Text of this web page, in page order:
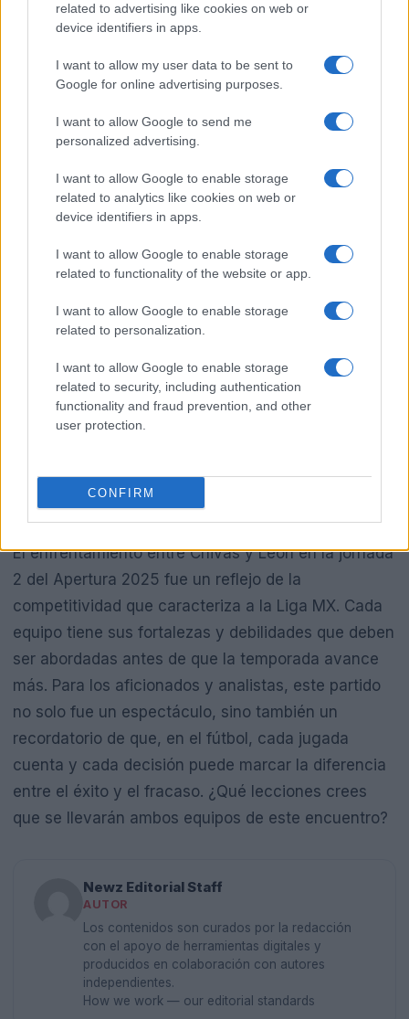
related to advertising like cookies on web or
device identifiers in apps.
I want to allow my user data to be sent to
Google for online advertising purposes.
I want to allow Google to send me
personalized advertising.
I want to allow Google to enable storage
related to analytics like cookies on web or
device identifiers in apps.
I want to allow Google to enable storage
related to functionality of the website or app.
I want to allow Google to enable storage
related to personalization.
I want to allow Google to enable storage
related to security, including authentication
functionality and fraud prevention, and other
user protection.
CONFIRM
ajusten sus estrategias. Las estadísticas de cada
funciona y lo que no, permitiendo a los
entrenadores tomar decisiones informadas. La
capacidad de adaptarse y aprender de cada juego
es lo que separa a los buenos equipos de los
grandes equipos en la Liga MX.
Conclusiones y reflexiones finales
El enfrentamiento entre Chivas y León en la jornada
2 del Apertura 2025 fue un reflejo de la
competitividad que caracteriza a la Liga MX. Cada
equipo tiene sus fortalezas y debilidades que deben
ser abordadas antes de que la temporada avance
más. Para los aficionados y analistas, este partido
no solo fue un espectáculo, sino también un
recordatorio de que, en el fútbol, cada jugada
cuenta y cada decisión puede marcar la diferencia
entre el éxito y el fracaso. ¿Qué lecciones crees
que se llevarán ambos equipos de este encuentro?
Newz Editorial Staff
AUTOR
Los contenidos son curados por la redacción
con el apoyo de herramientas digitales y
producidos en colaboración con autores
independientes.
How we work — our editorial standards